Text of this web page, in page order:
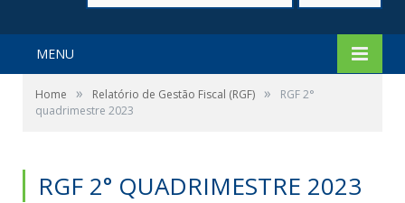
MENU
Home » Relatório de Gestão Fiscal (RGF) »
RGF 2°
quadrimestre 2023
RGF 2° QUADRIMESTRE 2023